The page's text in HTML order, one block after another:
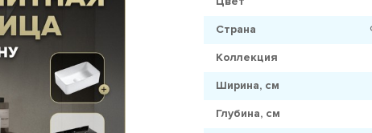
Страна
Коллекция
Ширина, см
Глубина, см